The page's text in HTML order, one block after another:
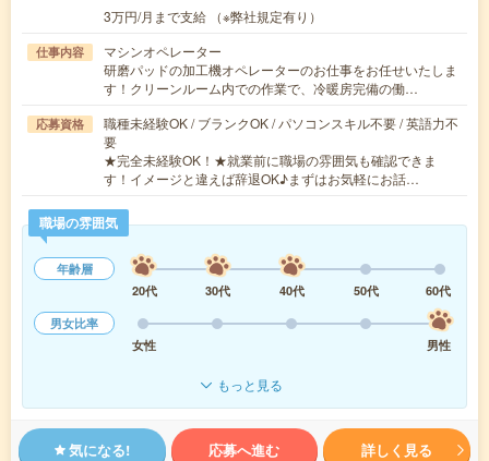
3万円/月まで支給 （※弊社規定有り）
仕事内容
マシンオペレーター
研磨パッドの加工機オペレーターのお仕事をお任せいたしま
す！クリーンルーム内での作業で、冷暖房完備の働…
応募資格
職種未経験OK / ブランクOK / パソコンスキル不要 / 英語力不
要
★完全未経験OK！★就業前に職場の雰囲気も確認できま
す！イメージと違えば辞退OK♪まずはお気軽にお話…
職場の雰囲気
年齢層
20代
30代 40代 50代
60代
男女比率
女性
男性
もっと見る
気になる! 応募へ進む 詳しく見る